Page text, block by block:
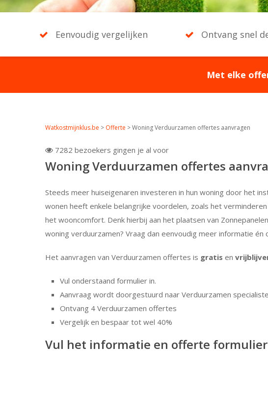
Eenvoudig vergelijken Ontvang snel
Met elke
Watkostmijnklus.be > Offerte >Woning Verduurzamen offertes aanvragen
 7282 bezoekers gingen je al voor
Woning Verduurzamen offertes
Steeds meer huiseigenaren investeren in hun woning door het
wonen heeft enkele belangrijke voordelen, zoals het
het wooncomfort. Denk hierbij aan het plaatsen van
woning verduurzamen? Vraag dan eenvoudig meer informatie
Het aanvragen van Verduurzamen offertes is gratis en
Vul onderstaand formulier in.
Aanvraag wordt doorgestuurd naar Verduurzamen
Ontvang 4 Verduurzamen offertes
Vergelijk en bespaar tot wel 40%
Vul het informatie en offerte